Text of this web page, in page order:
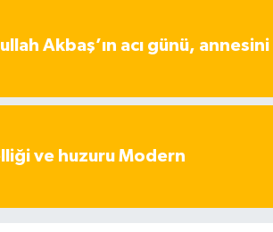
Akbaş’ın acı günü, annesini
ve huzuru Modern